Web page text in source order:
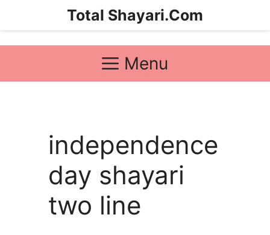
Total Shayari.Com
Menu
independence
day shayari
two line